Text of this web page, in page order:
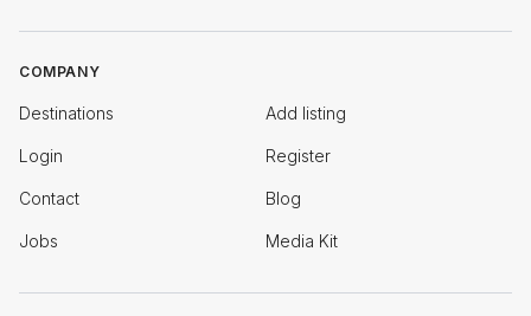
COMPANY
Destinations Add listing
Login Register
Contact Blog
Jobs Media Kit